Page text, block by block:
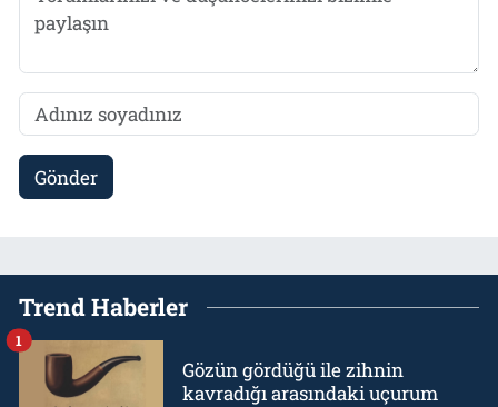
Gönder
Trend Haberler
Gözün gördüğü ile zihnin
kavradığı arasındaki uçurum
1